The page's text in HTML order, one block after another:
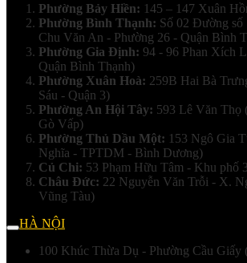
Phường Bảy Hiền: 145 – 147 Xuân
Phường Bình Thạnh: Số 02 Đường
Chu Văn An - Phường 26 - Quận Bình
Phường Gia Định: 94 - 96 Phan Xích
Quận Bình Thạnh)
Phường Xuân Hoà: 259B Hai Bà
Sáu - Quận 3)
Phường An Hội Tây: 593 Lê Văn Thọ
Gò Vấp)
Phường Thủ Dầu Một: 153 Ngô Gia
Nghĩa - TPTDM - Bình Dương)
Củ Chi: 53 Phạm Hữu Tâm - Khu phố
Châu Đức: 22 Nguyễn Văn Trỗi - X.
Vũng Tàu)
HÀ NỘI
100 Khúc Thừa Dụ - Phường Cầu